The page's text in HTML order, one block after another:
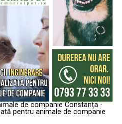
de companie Constanța -
pentru animale de companie